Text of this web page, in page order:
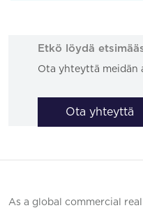
Etkö löydä
Ota yhteyttä meidän
Ota yhteyttä
As a global commercial